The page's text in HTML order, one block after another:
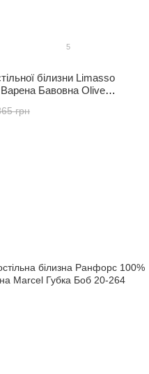
5
білизни Limasso
Бавовна Olive
грн